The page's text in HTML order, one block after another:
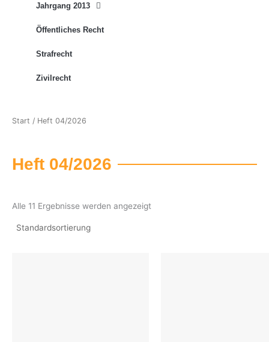
Jahrgang 2013
Öffentliches Recht
Strafrecht
Zivilrecht
Start / Heft 04/2026
Heft 04/2026
Alle 11 Ergebnisse werden angezeigt